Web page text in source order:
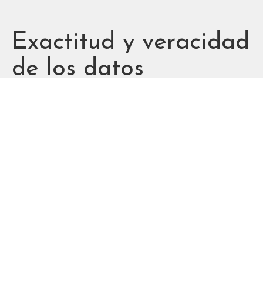
Exactitud y veracidad
de los datos